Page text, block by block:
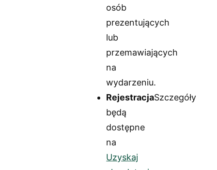
osób
prezentujących
lub
przemawiających
na
wydarzeniu.
RejestracjaSzczegóły
będą
dostępne
na
Uzyskaj